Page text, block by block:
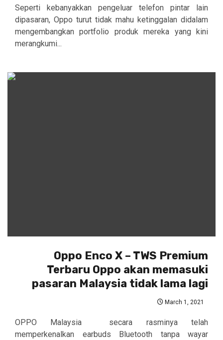
Seperti kebanyakkan pengeluar telefon pintar lain
dipasaran, Oppo turut tidak mahu ketinggalan didalam
mengembangkan portfolio produk mereka yang kini
merangkumi...
Oppo Enco X – TWS Premium
Terbaru Oppo akan memasuki
pasaran Malaysia tidak lama lagi
March 1, 2021
OPPO Malaysia secara rasminya telah
memperkenalkan earbuds Bluetooth tanpa wayar